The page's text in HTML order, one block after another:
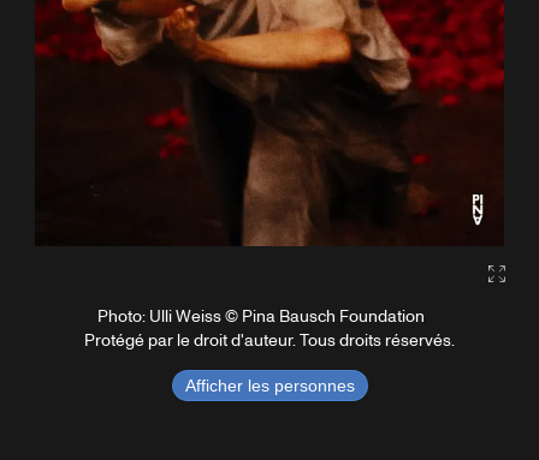
Photo: Ulli Weiss © Pina Bausch Foundation
Protégé par le droit d'auteur. Tous droits réservés.
Afficher les personnes